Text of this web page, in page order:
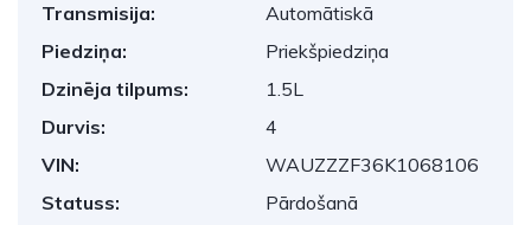
Transmisija:
Automātiskā
Piedziņa:
Priekšpiedziņa
Dzinēja tilpums:
1.5L
Durvis:
4
VIN:
WAUZZZF36K1068106
Statuss:
Pārdošanā